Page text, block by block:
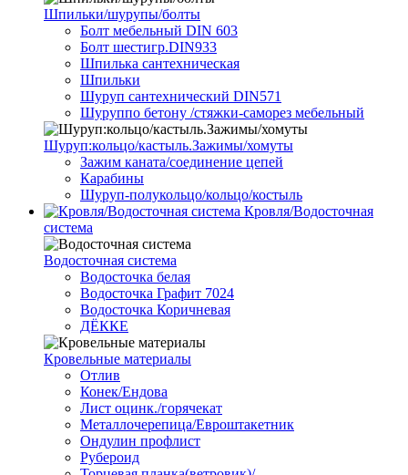
Шпильки/шурупы/болты
Болт мебельный DIN 603
Болт шестигр.DIN933
Шпилька сантехническая
Шпильки
Шуруп сантехнический DIN571
Шуруппо бетону /стяжки-саморез мебельный
Шуруп:кольцо/кастыль.Зажимы/хомуты
Зажим каната/соединение цепей
Карабины
Шуруп-полукольцо/кольцо/костыль
Кровля/Водосточная
система
Водосточная система
Водосточка белая
Водосточка Графит 7024
Водосточка Коричневая
ДЁККЕ
Кровельные материалы
Отлив
Конек/Ендова
Лист оцинк./горячекат
Металлочерепица/Евроштакетник
Ондулин профлист
Рубероид